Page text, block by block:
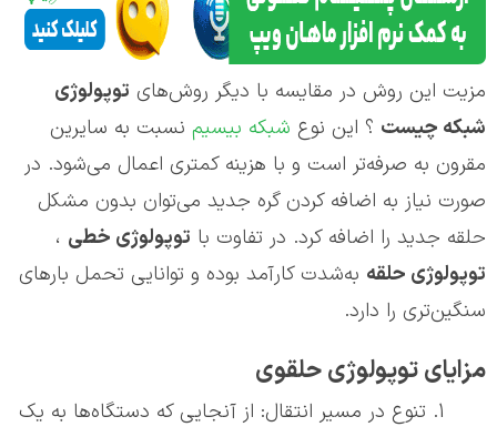
مزیت این روش در مقایسه با دیگر روش‌های توپولوژی
شبکه چیست ؟ این نوع شبکه بیسیم نسبت به سایرین
مقرون به‌ صرفه‌تر است و با هزینه کمتری اعمال می‌شود. در
صورت نیاز به اضافه کردن گره جدید می‌توان بدون مشکل
حلقه جدید را اضافه کرد. در تفاوت با توپولوژي خطی ،
توپولوژی حلقه به‌شدت کارآمد بوده و توانایی تحمل بارهای
سنگین‌تری را دارد.
مزایای توپولوژی حلقوی
تنوع در مسیر انتقال: از آنجایی که دستگاه‌ها به یک